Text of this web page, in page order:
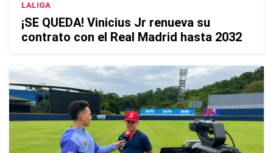
LALIGA
¡SE QUEDA! Vinicius Jr renueva su
contrato con el Real Madrid hasta 2032